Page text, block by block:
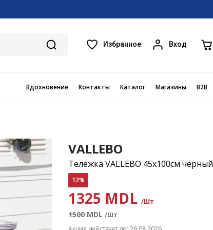
Избранное Вход
Вдохновение Контакты Каталог Магазины B2B
VALLEBO
Тележка VALLEBO 45x100см чёрный
12%
1325 MDL /Шт
1500 MDL /Шт